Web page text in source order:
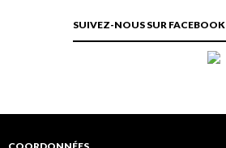
SUIVEZ-NOUS SUR FACEBOOK